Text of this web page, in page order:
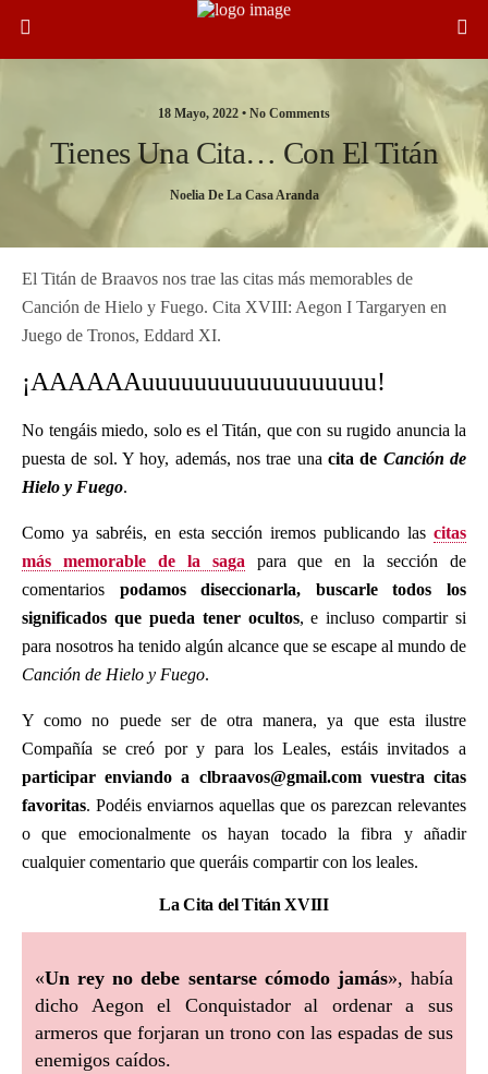
18 Mayo, 2022 • No Comments
Tienes Una Cita… Con El Titán
Noelia De La Casa Aranda
El Titán de Braavos nos trae las citas más memorables de
Canción de Hielo y Fuego. Cita XVIII: Aegon I Targaryen en
Juego de Tronos, Eddard XI.
¡AAAAAAuuuuuuuuuuuuuuuuuu!
No tengáis miedo, solo es el Titán, que con su rugido anuncia la
puesta de sol. Y hoy, además, nos trae una cita de Canción de
Hielo y Fuego.
Como ya sabréis, en esta sección iremos publicando las citas
más memorable de la saga para que en la sección de
comentarios podamos diseccionarla, buscarle todos los
significados que pueda tener ocultos, e incluso compartir si
para nosotros ha tenido algún alcance que se escape al mundo de
Canción de Hielo y Fuego.
Y como no puede ser de otra manera, ya que esta ilustre
Compañía se creó por y para los Leales, estáis invitados a
participar enviando a clbraavos@gmail.com vuestra citas
favoritas. Podéis enviarnos aquellas que os parezcan relevantes
o que emocionalmente os hayan tocado la fibra y añadir
cualquier comentario que queráis compartir con los leales.
La Cita del Titán XVIII
«Un rey no debe sentarse cómodo jamás», había
dicho Aegon el Conquistador al ordenar a sus
armeros que forjaran un trono con las espadas de sus
enemigos caídos.